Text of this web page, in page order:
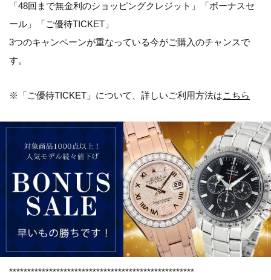
「48回まで無金利のショッピングクレジット 」「ボーナスセ
ール 」「ご優待TICKET 」
3つのキャンペーンが重なっている今がご購入のチャンスで
す。
※「ご優待TICKET 」について、詳しいご利用方法はこちら
***************************************************